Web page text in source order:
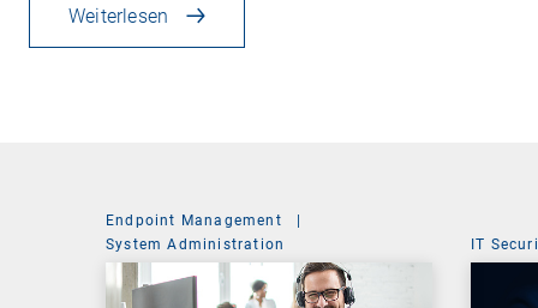
Weiterlesen
Endpoint Management
System Administration
IT